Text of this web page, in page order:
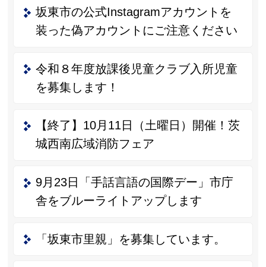
坂東市の公式Instagramアカウントを
装った偽アカウントにご注意ください
令和８年度放課後児童クラブ入所児童
を募集します！
【終了】10月11日（土曜日）開催！茨
城西南広域消防フェア
9月23日「手話言語の国際デー」市庁
舎をブルーライトアップします
「坂東市里親」を募集しています。